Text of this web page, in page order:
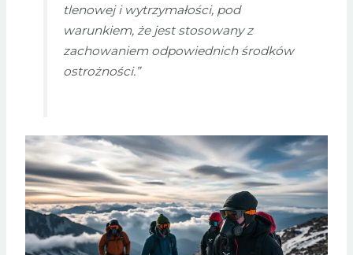
tlenowej i wytrzymałości, pod
warunkiem, że jest stosowany z
zachowaniem odpowiednich środków
ostrożności.”